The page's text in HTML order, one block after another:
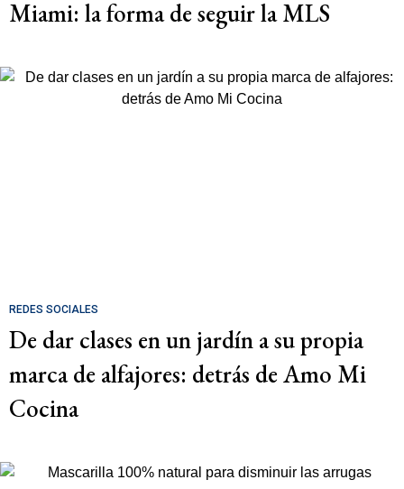
Miami: la forma de seguir la MLS
REDES SOCIALES
De dar clases en un jardín a su propia
marca de alfajores: detrás de Amo Mi
Cocina